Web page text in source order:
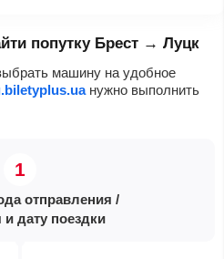
попутку Брест → Луцк
машину на удобное
нужно выполнить
отправления /
дату поездки